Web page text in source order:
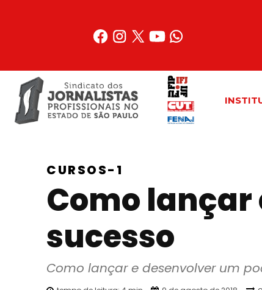
CURSOS-1
Como lançar
sucesso
Como lançar e desenvolver um